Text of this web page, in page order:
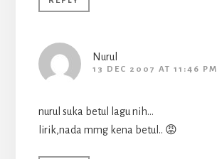
Nurul
13 DEC 2007 AT 11:46 PM
nurul suka betul lagu nih…
lirik,nada mmg kena betul.. 😡